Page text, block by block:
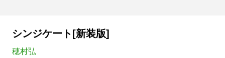
シンジケート[新装版]
穂村弘